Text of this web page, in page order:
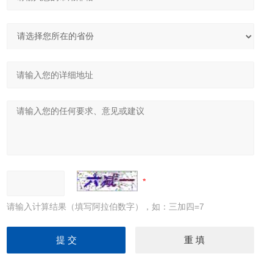
请输入计算结果（填写阿拉伯数字），如：三加四=7